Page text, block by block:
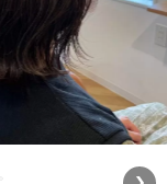
しゃ見え